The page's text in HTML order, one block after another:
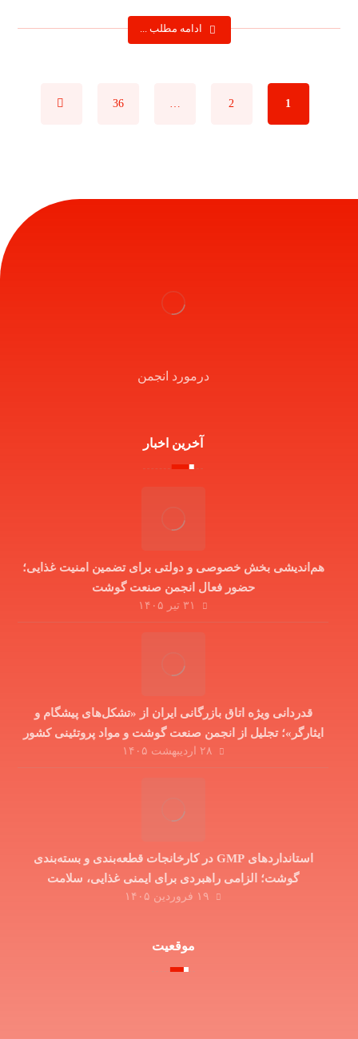
ادامه مطلب ...
1
2
…
36
درمورد انجمن
آخرین اخبار
هم‌اندیشی بخش خصوصی و دولتی برای تضمین امنیت غذایی؛
حضور فعال انجمن صنعت گوشت
۳۱ تیر ۱۴۰۵
قدردانی ویژه اتاق بازرگانی ایران از «تشکل‌های پیشگام و
ایثارگر»؛ تجلیل از انجمن صنعت گوشت و مواد پروتئینی کشور
در دوران جنگ تحمیلی
۲۸ اردیبهشت ۱۴۰۵
استانداردهای GMP در کارخانجات قطعه‌بندی و بسته‌بندی
گوشت؛ الزامی راهبردی برای ایمنی غذایی، سلامت
مصرف‌کننده و توسعه صادرات
۱۹ فروردین ۱۴۰۵
موقعیت